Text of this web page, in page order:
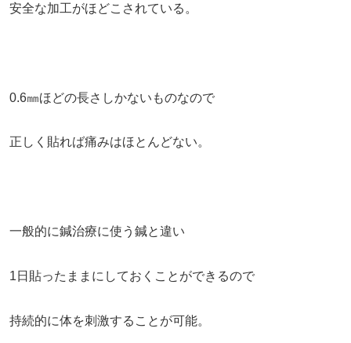
安全な加工がほどこされている。
0.6㎜ほどの長さしかないものなので
正しく貼れば痛みはほとんどない。
一般的に鍼治療に使う鍼と違い
1日貼ったままにしておくことができるので
持続的に体を刺激することが可能。